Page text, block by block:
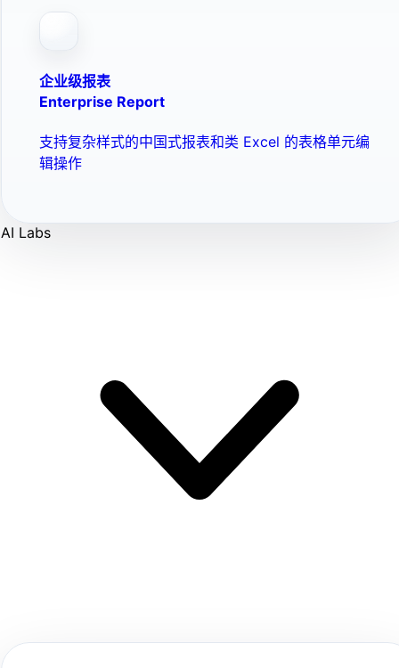
企业级报表
Enterprise Report
支持复杂样式的中国式报表和类 Excel 的表格单元编
辑操作
AI Labs